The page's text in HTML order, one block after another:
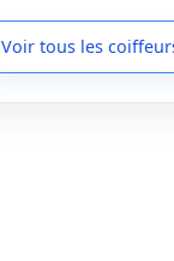
Voir tous les